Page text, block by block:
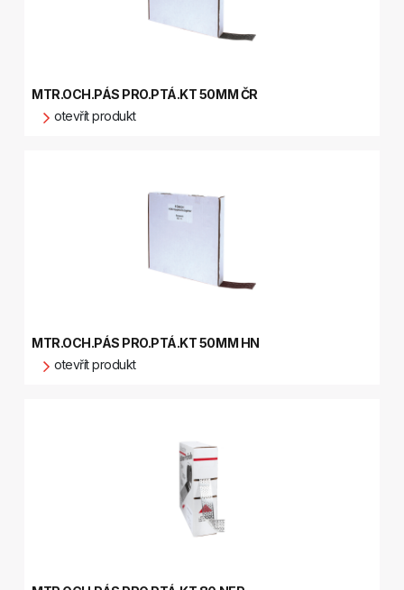
MTR.OCH.PÁS PRO.PTÁ.KT 50MM ČR
otevřít produkt
MTR.OCH.PÁS PRO.PTÁ.KT 50MM HN
otevřít produkt